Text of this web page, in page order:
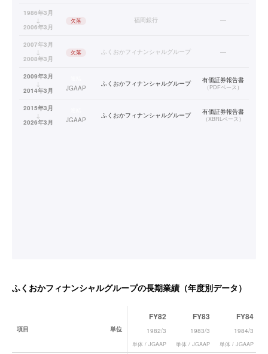
1986年3月
↓
2006年3月
欠落 福岡銀行 —
2007年3月
↓
2008年3月
欠落 ふくおかフィナンシャルグループ —
2009年3月
↓
2014年3月
JGAAP
ふくおかフィナンシャルグループ 有価証券報告書
（PDFベース）
2015年3月
↓
2026年3月
JGAAP
ふくおかフィナンシャルグループ 有価証券報告書
（XBRLベース）
ふくおかフィナンシャルグループの長期業績（年度別データ）
項目 単位
FY82
1982/3
単体 / JGAAP
FY83
1983/3
単体 / JGAAP
FY84
1984/3
単体 / JGAAP